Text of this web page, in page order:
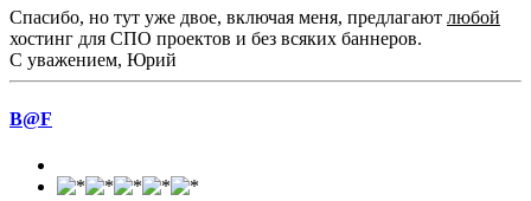
Спасибо, но тут уже двое, включая меня, предлагают любой
хостинг для СПО проектов и без всяких баннеров.
С уважением, Юрий
B@F